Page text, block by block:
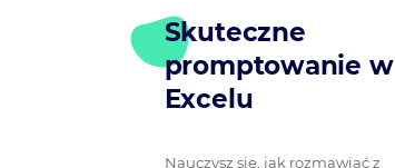
Skuteczne
promptowanie w
Excelu
Nauczysz się, jak rozmawiać z